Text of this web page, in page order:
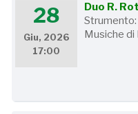
28
Giu, 2026
17:00
Duo R.
Musiche di